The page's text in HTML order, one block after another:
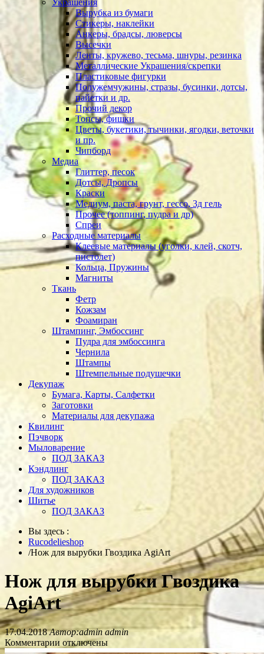
Украшения
Вырубка из бумаги
Стикеры, наклейки
Анкеры, брадсы, люверсы
Высечки
Ленты, кружево, тесьма, шнуры, резинка
Металлические Украшения/скрепки
Пластиковые фигурки
Полужемчужины, стразы, бусинки, дотсы,
пайетки и др.
Прочий декор
Топсы, фишки
Цветы, букетики, тычинки, ягодки, веточки
и пр.
Чипборд
Медиа
Глиттер, песок
Дотсы, Дропсы
Краски
Медиум, паста, грунт, гессо, 3д гель
Прочее (топпинг, пудра и др)
Спреи
Расходные материалы
Клеевые материалы (уголки, клей, скотч,
пистолет)
Кольца, Пружины
Магниты
Ткань
Фетр
Кожзам
Фоамиран
Штампинг, Эмбоссинг
Пудра для эмбоссинга
Чернила
Штампы
Штемпельные подушечки
Декупаж
Бумага, Карты, Салфетки
Заготовки
Материалы для декупажа
Квилинг
Пэчворк
Мыловарение
ПОД ЗАКАЗ
Кэндлинг
ПОД ЗАКАЗ
Для художников
Шитье
ПОД ЗАКАЗ
Вы здесь :
Rucodelieshop
/Нож для вырубки Гвоздика AgiArt
Нож для вырубки Гвоздика
AgiArt
17.04.2018 Автор:admin admin
Комментарии отключены